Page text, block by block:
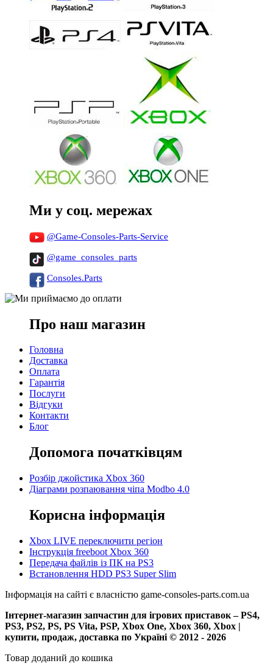
Ми у соц. мережах
@Game-Consoles-Parts-Service
@game_consoles_parts
Consoles.Parts
Про наш магазин
Головна
Доставка
Оплата
Гарантія
Послуги
Відгуки
Контакти
Блог
Допомога початківцям
Розбір джойстика Xbox 360
Діаграми розпаювання чіпа Modbo 4.0
Корисна інформація
Xbox LIVE переключити регіон
Інструкція freeboot Xbox 360
Передача файлів із ПК на PS3
Встановлення HDD PS3 Super Slim
Інформація на сайті є власністю game-consoles-parts.com.ua
Інтернет-магазин запчастин для ігрових приставок – PS4,
PS3, PS2, PS, PS Vita, PSP, Xbox One, Xbox 360, Xbox |
купити, продаж, доставка по Україні © 2012 - 2026
Товар доданий до кошика